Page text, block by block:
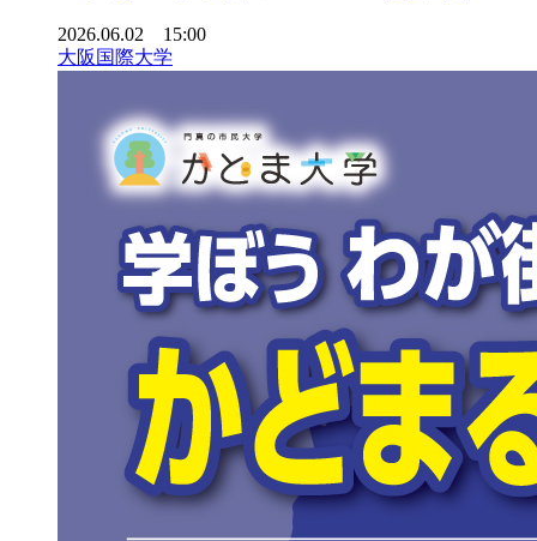
2026.06.02 15:00
大阪国際大学